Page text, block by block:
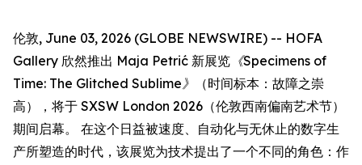
伦敦, June 03, 2026 (GLOBE NEWSWIRE) -- HOFA
Gallery 欣然推出 Maja Petrić 新展览 《Specimens of
Time: The Glitched Sublime》
（时间标本：故障之崇
高），将于 SXSW London 2026（伦敦西南偏南艺术节）
期间启幕。 在这个日益被速度、自动化与无休止的数字生
产所塑造的时代，该展览为技术提出了一个不同的角色：作